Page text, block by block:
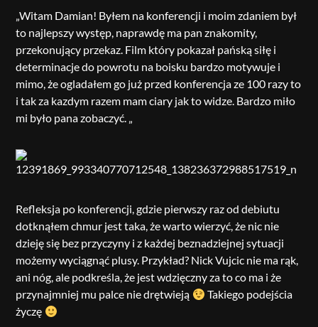
„Witam Damian! Byłem na konferencji i moim zdaniem był
to najlepszy występ, naprawdę ma pan znakomity,
przekonujący przekaz. Film który pokazał pańską siłę i
determinacje do powrotu na boisku bardzo motywuje i
mimo, że ogladałem go już przed konferencja ze 100 razy to
i tak za kazdym razem mam ciary jak to widze. Bardzo miło
mi było pana zobaczyć. „
Refleksja po konferencji, gdzie pierwszy raz od debiutu
dotknąłem chmur jest taka, że warto wierzyć, że nic nie
dzieję się bez przyczyny i z każdej beznadziejnej sytuacji
możemy wyciągnąć plusy. Przykład? Nick Vujcic nie ma rąk,
ani nóg, ale podkreśla, że jest wdzięczny za to co ma i że
przynajmniej mu palce nie drętwieją
Takiego podejścia
życzę